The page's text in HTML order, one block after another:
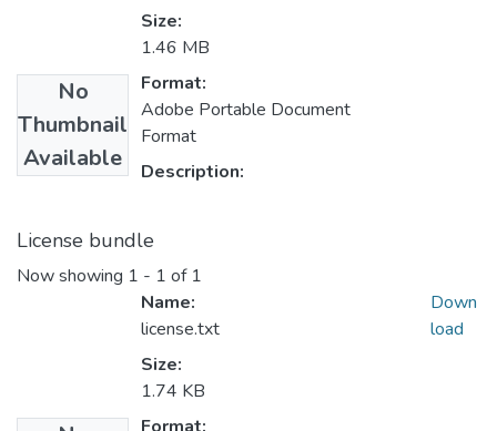
No
Thumbnail
Available
Size:
1.46 MB
Format:
Adobe Portable Document
Format
Description:
License bundle
Now showing 1 - 1 of 1
Name:
license.txt
Size:
1.74 KB
Down
load